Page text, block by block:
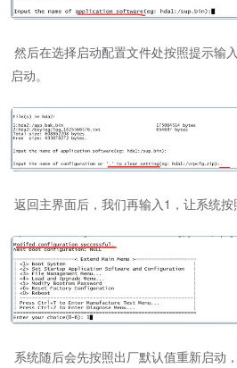
然后在选择启动配置文件处按照提示输
启动。
返回主界面后，我们再输入1，让系统按
系统随后会先按照出厂默认值重新启动